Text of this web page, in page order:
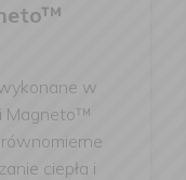
w
Magneto™
ciepła i